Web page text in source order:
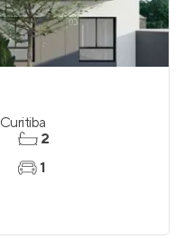
Curitiba
2
1